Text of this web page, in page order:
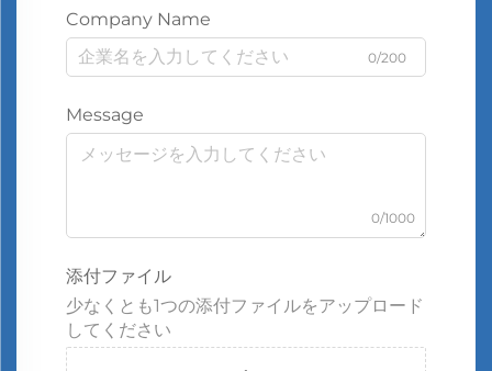
Company Name
0/200
Message
0/1000
添付ファイル
少なくとも1つの添付ファイルをアップロード
してください